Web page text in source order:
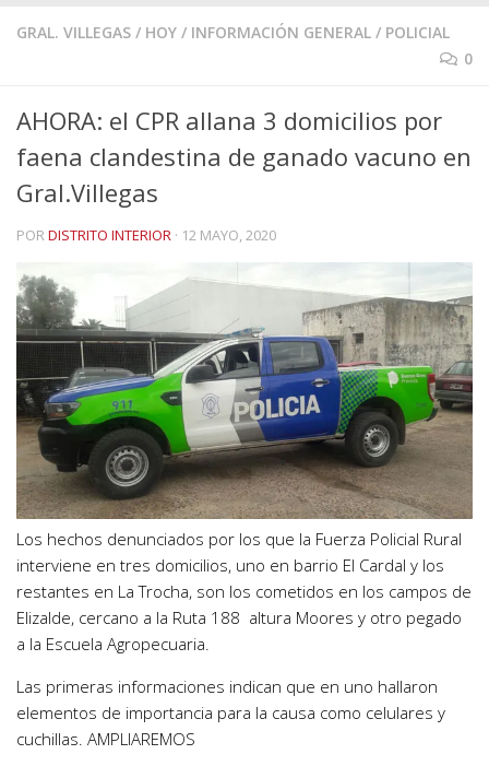
GRAL. VILLEGAS / HOY / INFORMACIÓN GENERAL / POLICIAL
0
AHORA: el CPR allana 3 domicilios por
faena clandestina de ganado vacuno en
Gral.Villegas
PORDISTRITO INTERIOR · 12 MAYO, 2020
Los hechos denunciados por los que la Fuerza Policial Rural
interviene en tres domicilios, uno en barrio El Cardal y los
restantes en La Trocha, son los cometidos en los campos de
Elizalde, cercano a la Ruta 188 altura Moores y otro pegado
a la Escuela Agropecuaria.
Las primeras informaciones indican que en uno hallaron
elementos de importancia para la causa como celulares y
cuchillas. AMPLIAREMOS